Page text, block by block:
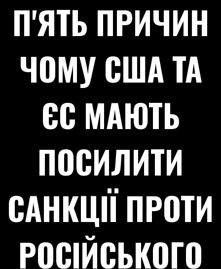
П'ЯТЬ ПРИЧИН
ЧОМУ США ТА
ЄС МАЮТЬ
ПОСИЛИТИ
САНКЦІЇ ПРОТИ
РОСІЙСЬКОГО